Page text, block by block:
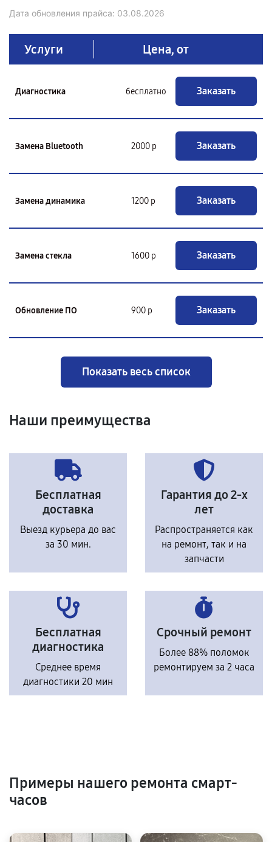
Дата обновления прайса: 03.08.2026
Услуги Цена, от
Диагностика бесплатно Заказать
Замена Bluetooth 2000 р Заказать
Замена динамика 1200 р Заказать
Замена стекла 1600 р Заказать
Обновление ПО 900 р Заказать
Показать весь список
Наши преимущества
Бесплатная
доставка
Выезд курьера до вас
за 30 мин.
Гарантия до 2-х
лет
Распространяется как
на ремонт, так и на
запчасти
Бесплатная
диагностика
Среднее время
диагностики 20 мин
Срочный ремонт
Более 88% поломок
ремонтируем за 2 часа
Примеры нашего ремонта смарт-
часов